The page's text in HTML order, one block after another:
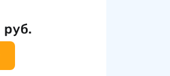
руб.